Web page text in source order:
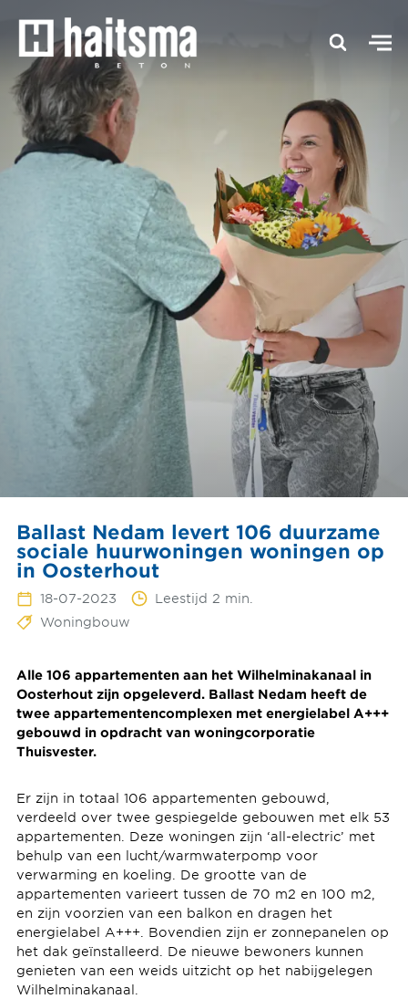
Ballast Nedam levert 106 duurzame
sociale huurwoningen woningen op
in Oosterhout
18-07-2023
Leestijd 2 min.
Woningbouw
Alle 106 appartementen aan het Wilhelminakanaal in
Oosterhout zijn opgeleverd. Ballast Nedam heeft de
twee appartementencomplexen met energielabel A+++
gebouwd in opdracht van woningcorporatie
Thuisvester.
Er zijn in totaal 106 appartementen gebouwd,
verdeeld over twee gespiegelde gebouwen met elk 53
appartementen. Deze woningen zijn ‘all-electric’ met
behulp van een lucht/warmwaterpomp voor
verwarming en koeling. De grootte van de
appartementen varieert tussen de 70 m2 en 100 m2,
en zijn voorzien van een balkon en dragen het
energielabel A+++. Bovendien zijn er zonnepanelen op
het dak geïnstalleerd. De nieuwe bewoners kunnen
genieten van een weids uitzicht op het nabijgelegen
Wilhelminakanaal.